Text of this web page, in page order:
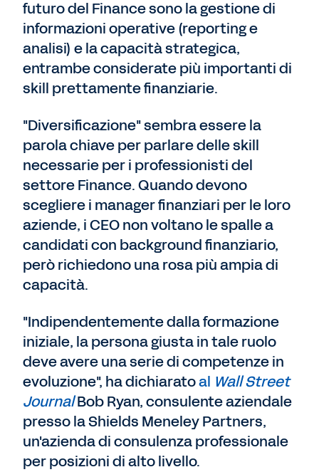
futuro del Finance sono la gestione di
informazioni operative (reporting e
analisi) e la capacità strategica,
entrambe considerate più importanti di
skill prettamente finanziarie.
"Diversificazione" sembra essere la
parola chiave per parlare delle skill
necessarie per i professionisti del
settore Finance. Quando devono
scegliere i manager finanziari per le loro
aziende, i CEO non voltano le spalle a
candidati con background finanziario,
però richiedono una rosa più ampia di
capacità.
"Indipendentemente dalla formazione
iniziale, la persona giusta in tale ruolo
deve avere una serie di competenze in
evoluzione", ha dichiaratoal Wall Street
JournalBob Ryan, consulente aziendale
presso la Shields Meneley Partners,
un'azienda di consulenza professionale
per posizioni di alto livello.